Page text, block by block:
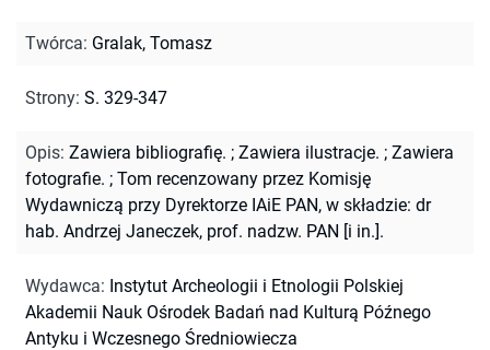
Twórca: Gralak, Tomasz
Strony: S. 329-347
Opis: Zawiera bibliografię. ; Zawiera ilustracje. ; Zawiera
fotografie. ; Tom recenzowany przez Komisję
Wydawniczą przy Dyrektorze IAiE PAN, w składzie: dr
hab. Andrzej Janeczek, prof. nadzw. PAN [i in.].
Wydawca: Instytut Archeologii i Etnologii Polskiej
Akademii Nauk Ośrodek Badań nad Kulturą Późnego
Antyku i Wczesnego Średniowiecza